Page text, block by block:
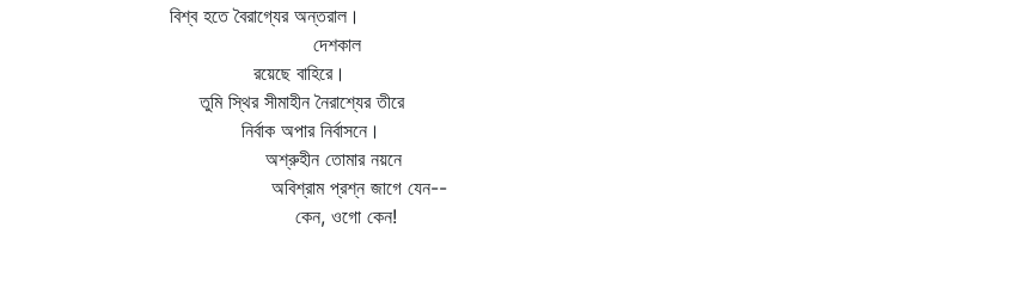
বিশ্ব হতে বৈরাগ্যের অন্তরাল।
দেশকাল
রয়েছে বাহিরে।
তুমি স্থির সীমাহীন নৈরাশ্যের তীরে
নির্বাক অপার নির্বাসনে।
অশ্রুহীন তোমার নয়নে
অবিশ্রাম প্রশ্ন জাগে যেন--
কেন, ওগো কেন!